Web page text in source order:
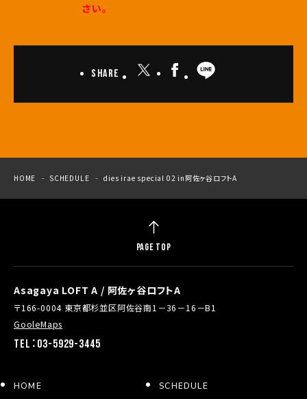
さい。
Share
HOME SCHEDULE dies irae special 02 in阿佐ヶ谷ロフトA
Asagaya LOFT A / 阿佐ヶ谷ロフトA
〒166-0004 東京都杉並区阿佐谷南1－36－16－B1
GooleMaps
TEL：03-5929-3445
HOME SCHEDULE
PAGE TOP